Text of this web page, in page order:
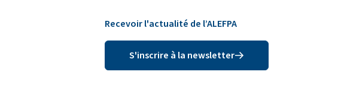
Recevoir l'actualité de l’ALEFPA
S'inscrire à la newsletter